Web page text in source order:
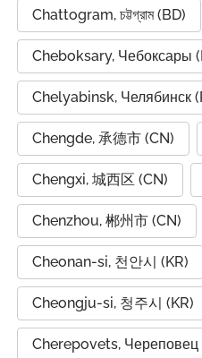
Chattogram, চট্টগ্রাম (BD)
Cheboksary, Чебоксары
Chelyabinsk, Челябинск
Chengde, 承德市 (CN)
Chengxi, 城西区 (CN)
Chenzhou, 郴州市 (CN)
Cheonan-si, 천안시 (KR)
Cheongju-si, 청주시 (KR)
Cherepovets, Череповец